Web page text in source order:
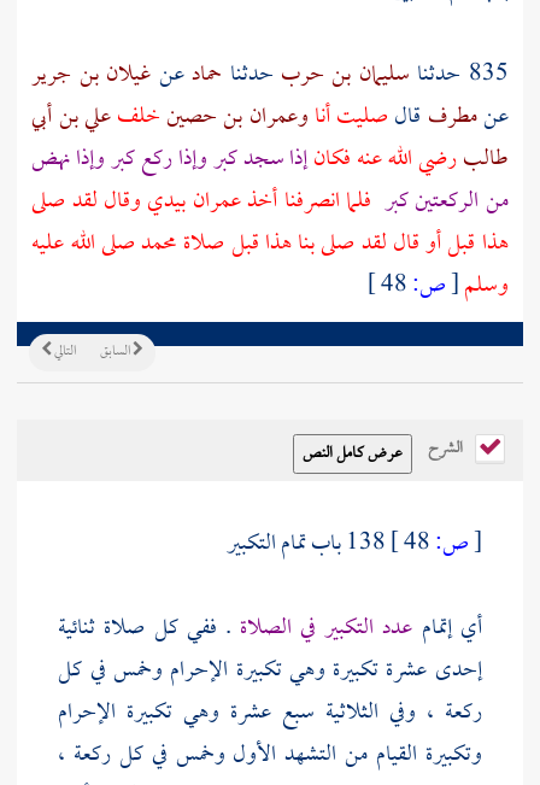
835 حدثنا
سليمان بن حرب حدثنا حمادعنغيلان بن جرير
عنمطرف قالصليت أناوعمران بن حصينخلفعلي بن أبي
طالبرضي الله عنه فكانإذا سجد كبر وإذا ركع كبر وإذا نهض
من الركعتين كبر فلما انصرفنا أخذعمرانبيدي وقال لقد صلى
هذا قبل أو قال لقد صلى بنا هذا قبل صلاة محمد صلى الله عليه
وسلم[ص:
التالي السابق
الشرح
[ص:
138 باب تمام التكبير
أي إتمام عدد التكبير في الصلاة . ففي كل صلاة ثنائية
إحدى عشرة تكبيرة وهي تكبيرة الإحرام وخمس في كل
ركعة ، وفي الثلاثية سبع عشرة وهي تكبيرة الإحرام
وتكبيرة القيام من التشهد الأول وخمس في كل ركعة ،